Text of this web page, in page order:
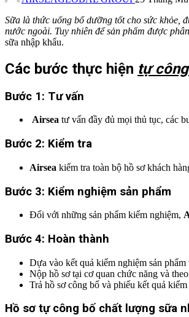
Sữa là thức uống bổ dưỡng tốt cho sức khỏe,
nước ngoài. Tuy nhiên để sản phẩm được
sữa nhập khẩu.
Các bước thực hiện tự
Bước 1: Tư vấn
Airsea tư vấn đầy đủ mọi thủ tục, các
Bước 2: Kiểm tra
Airsea kiểm tra toàn bộ hồ sơ khách
Bước 3: Kiểm nghiệm sản phẩm
Đối với những sản phẩm kiểm nghiệm,
Bước 4: Hoàn thành
Dựa vào kết quả kiểm nghiệm sản
Nộp hồ sơ tại cơ quan chức năng và
Trả hồ sơ công bố và phiếu kết quả
Hồ sơ tự công bố chất lượng sữa